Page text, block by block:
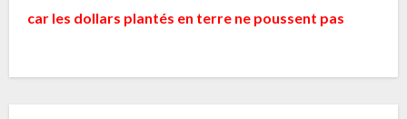
car les dollars plantés en terre ne poussent pas